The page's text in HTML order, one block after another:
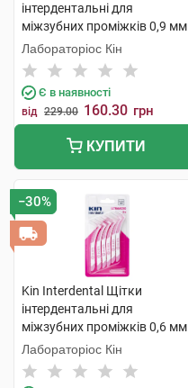
інтердентальні для
міжзубних проміжків 0,9 мм
6 шт
Лабораторіос Кін
Є в наявності
від 229.00 160.30 грн
КУПИТИ
−30%
Kin Interdental Щітки
інтердентальні для
міжзубних проміжків 0,6 мм
6 шт
Лабораторіос Кін